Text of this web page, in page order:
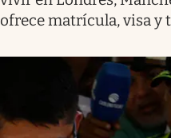
ofrece matrícula, visa y